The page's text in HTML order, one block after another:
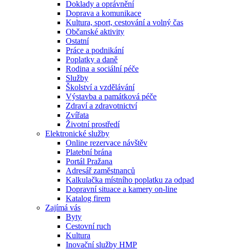
Doklady a oprávnění
Doprava a komunikace
Kultura, sport, cestování a volný čas
Občanské aktivity
Ostatní
Práce a podnikání
Poplatky a daně
Rodina a sociální péče
Služby
Školství a vzdělávání
Výstavba a památková péče
Zdraví a zdravotnictví
Zvířata
Životní prostředí
Elektronické služby
Online rezervace návštěv
Platební brána
Portál Pražana
Adresář zaměstnanců
Kalkulačka místního poplatku za odpad
Dopravní situace a kamery on-line
Katalog firem
Zajímá vás
Byty
Cestovní ruch
Kultura
Inovační služby HMP